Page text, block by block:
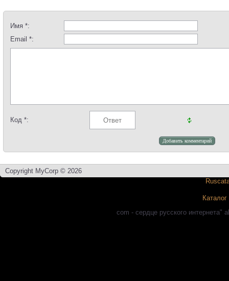
Имя *:
Email *:
Код *:
Copyright MyCorp © 2026
com - сердце русского интернета"